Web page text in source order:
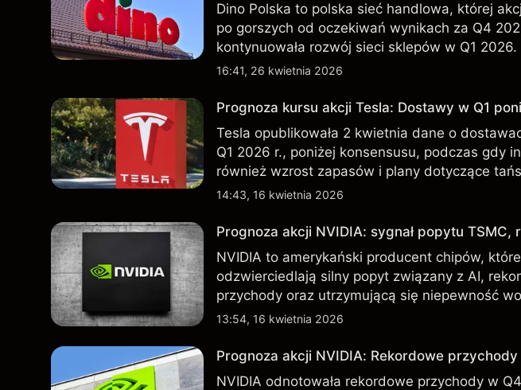
Dino Polska to polska sieć handlowa, której
po gorszych od oczekiwań wynikach za Q4
kontynuowała rozwój sieci sklepów w Q1
przeszłości nie są wiarygodnym wskaźnikiem
16:41, 26 kwietnia 2026
Prognoza kursu akcji Tesla: Dostawy w Q1
Tesla opublikowała 2 kwietnia dane o
Q1 2026 r., poniżej konsensusu, podczas gdy
również wzrost zapasów i plany dotyczące
nowego SUV-a. Wyniki osiągnięte w
14:43, 16 kwietnia 2026
Prognoza akcji NVIDIA: sygnał popytu TSMC,
NVIDIA to amerykański producent chipów,
odzwierciedlają silny popyt związany z AI,
przychody oraz utrzymującą się niepewność
Chin. Poznaj cele NVDA od zewnętrznych
13:54, 16 kwietnia 2026
Prognoza akcji NVIDIA: Rekordowe
NVIDIA odnotowała rekordowe przychody w